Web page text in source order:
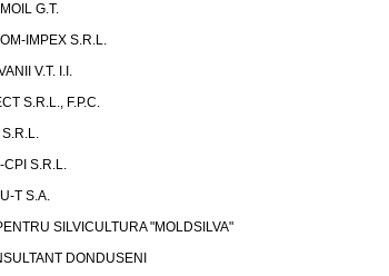
G.T.
IMPEX S.R.L.
V.T. I.I.
S.R.L., F.P.C.
CPI S.R.L.
T S.A.
SILVICULTURA "MOLDSILVA"
DONDUSENI